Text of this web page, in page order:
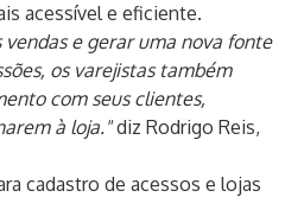
acessível e eficiente.
vendas e gerar uma nova fonte
os varejistas também
com seus clientes,
à loja."diz Rodrigo Reis,
cadastro de acessos e lojas